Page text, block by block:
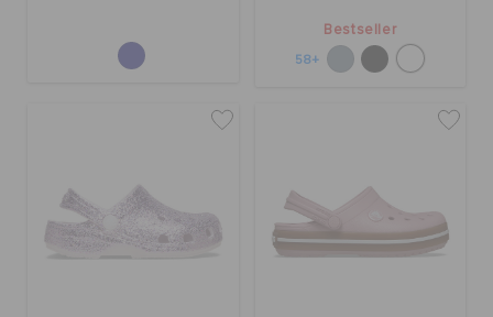
Bestseller
+58